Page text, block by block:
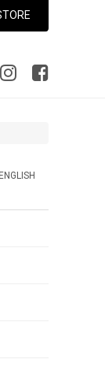
ENGLISH